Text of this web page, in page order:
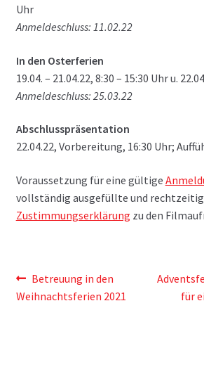
Uhr
Anmeldeschluss: 11.02.22
In den Osterferien
19.04. – 21.04.22, 8:30 – 15:30 Uhr u.
Anmeldeschluss: 25.03.22
Abschlusspräsentation
22.04.22, Vorbereitung, 16:30 Uhr;
Voraussetzung für eine gültige
vollständig ausgefüllte und
Zustimmungserklärung zu den
Beitragsnavigation
Vorheriger
Beitrag:
Betreuung in den
Weihnachtsferien 2021
Nächster
Beitrag:
für